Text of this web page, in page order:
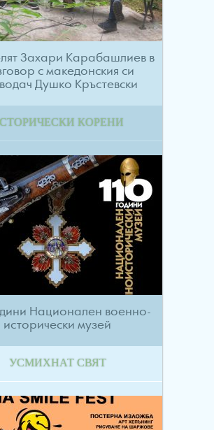
Захари Карабашлиев в
с македонския си
Душко Кръстевски
КОРЕНИ
Национален военно-
исторически музей
УСМИХНАТ СВЯТ